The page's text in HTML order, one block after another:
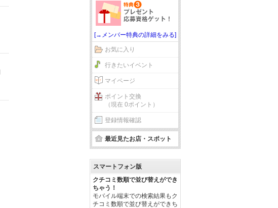
[→メンバー特典の詳細をみる]
お気に入り
行きたいイベント
マイページ
ポイント交換
（現在 0ポイント）
登録情報確認
最近見たお店・スポット
スマートフォン版
クチコミ数順で並び替えができ
ちゃう！
モバイル端末での検索結果もク
チコミ数順で並び替えができち